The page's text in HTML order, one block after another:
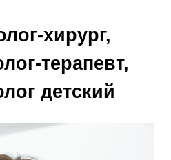
хирург,
терапевт,
детский